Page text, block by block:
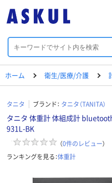
ホーム 衛生/医療/介護
タニタ ブランド： タニタ（TANITA）
タニタ 体重計 体組成計
931L-BK
（0件のレビュー）
ランキングを見る：体重計